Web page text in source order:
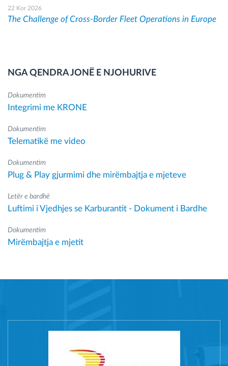
22 Kor 2026
The Challenge of Cross-Border Fleet Operations in Europe
NGA QENDRA JONË E NJOHURIVE
Dokumentim
Integrimi me KRONE
Dokumentim
Telematikë me video
Dokumentim
Plug & Play gjurmimi dhe mirëmbajtja e mjeteve
Letër e bardhë
Luftimi i Vjedhjes se Karburantit - Dokument i Bardhe
Dokumentim
Mirëmbajtja e mjetit